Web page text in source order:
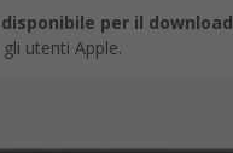
per il download
utenti Apple.